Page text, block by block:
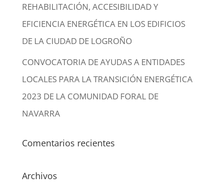
REHABILITACIÓN, ACCESIBILIDAD Y
EFICIENCIA ENERGÉTICA EN LOS EDIFICIOS
DE LA CIUDAD DE LOGROÑO
CONVOCATORIA DE AYUDAS A ENTIDADES
LOCALES PARA LA TRANSICIÓN ENERGÉTICA
2023 DE LA COMUNIDAD FORAL DE
NAVARRA
Comentarios recientes
Archivos